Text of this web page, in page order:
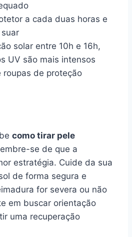
a cada duas horas e
solar entre 10h e 16h,
UV são mais intensos
roupas de proteção
como tirar pele
se de que a
estratégia. Cuide da sua
de forma segura e
for severa ou não
em buscar orientação
uma recuperação